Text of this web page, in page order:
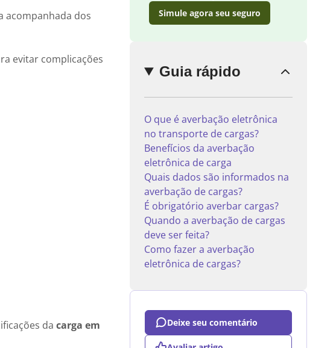
acompanhada dos
evitar complicações
da carga em
Simule agora seu seguro
Guia rápido
O que é averbação eletrônica
no transporte de cargas?
Benefícios da averbação
eletrônica de carga
Quais dados são informados na
averbação de cargas?
É obrigatório averbar cargas?
Quando a averbação de cargas
deve ser feita?
Como fazer a averbação
eletrônica de cargas?
Deixe seu comentário